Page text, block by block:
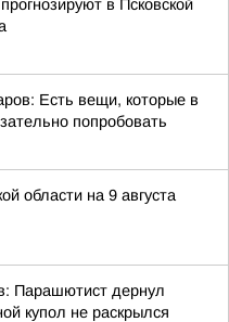
в Псковской
Есть вещи, которые в
попробовать
области на 9 августа
Парашютист дернул
купол не раскрылся